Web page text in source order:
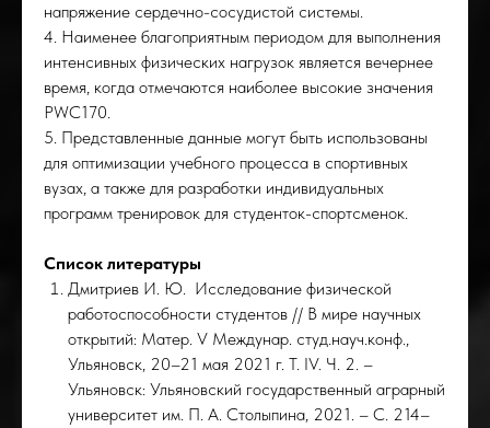
напряжение сердечно-сосудистой системы.
4. Наименее благоприятным периодом для выполнения
интенсивных физических нагрузок является вечернее
время, когда отмечаются наиболее высокие значения
PWC170.
5. Представленные данные могут быть использованы
для оптимизации учебного процесса в спортивных
вузах, а также для разработки индивидуальных
программ тренировок для студенток-спортсменок.
Список литературы
Дмитриев И. Ю. Исследование физической
работоспособности студентов // В мире научных
открытий: Матер. V Междунар. студ.науч.конф.,
Ульяновск, 20–21 мая 2021 г. Т. IV. Ч. 2. –
Ульяновск: Ульяновский государственный аграрный
университет им. П. А. Столыпина, 2021. – С. 214–